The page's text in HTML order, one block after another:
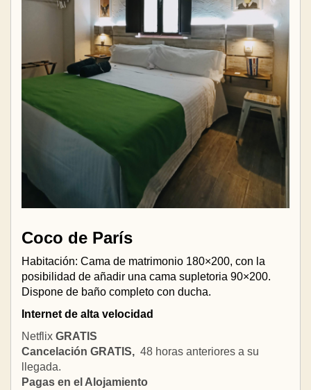
Coco de París
Habitación: Cama de matrimonio 180×200, con la
posibilidad de añadir una cama supletoria 90×200.
Dispone de baño completo con ducha.
Internet de alta velocidad
Netflix GRATIS
Cancelación GRATIS, 48 horas anteriores a su
llegada.
Pagas en el Alojamiento